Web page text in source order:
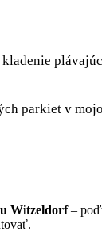
parkiet v
Witzeldorf–